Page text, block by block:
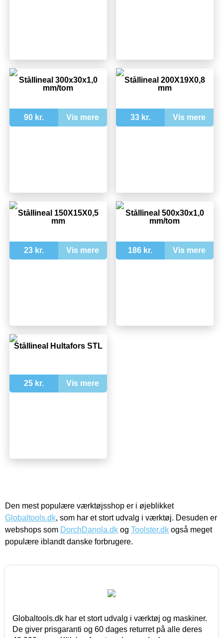
Stållineal 300x30x1,0
mm/tom
90 kr. Vis mere
Stållineal 200X19X0,8
mm
33 kr. Vis mere
Stållineal 150X15X0,5
mm
23 kr. Vis mere
Stållineal 500x30x1,0
mm/tom
186 kr. Vis mere
Stållineal Hultafors STL
25 kr. Vis mere
Den mest populære værktøjsshop er i øjeblikket
Globaltools.dk, som har et stort udvalg i værktøj. Desuden er
webshops som DorchDanola.dk og Toolster.dk også meget
populære iblandt danske forbrugere.
Globaltools.dk har et stort udvalg i værktøj og maskiner.
De giver prisgaranti og 60 dages returret på alle deres